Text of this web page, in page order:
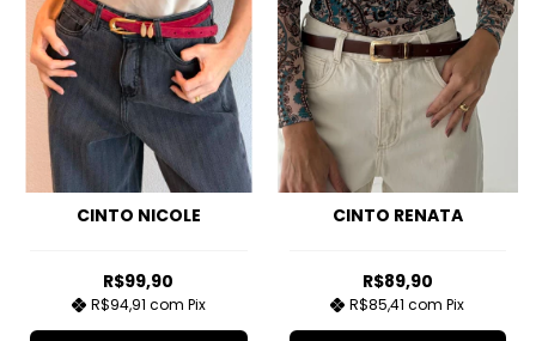
CINTO NICOLE
R$99,90
R$94,91 com Pix
CINTO RENATA
R$89,90
R$85,41com Pix